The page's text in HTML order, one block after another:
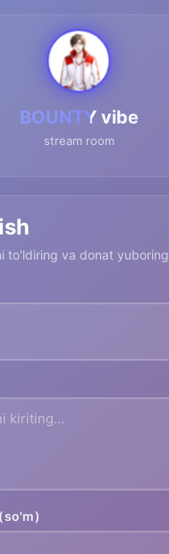
BOUNTY vibe
stream room
to'ldiring va donat yuboring